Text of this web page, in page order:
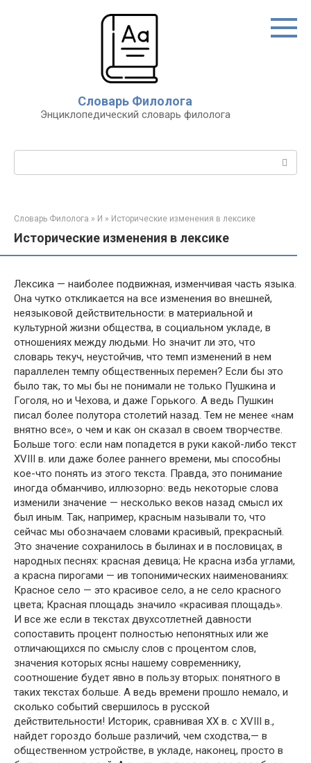
Словарь Филолога
Энциклопедический словарь филолога
Словарь Филолога » И » Исторические изменения в лексике
Исторические изменения в лексике
Лексика — наиболее подвижная, изменчивая часть языка.
Она чутко откликается на все изменения во внешней,
неязыковой действительности: в материальной и
культурной жизни общества, в социальном укладе, в
отношениях между людьми. Но значит ли это, что
словарь текуч, неустойчив, что темп изменений в нем
параллелен темпу общественных перемен? Если бы это
было так, то мы бы не понимали не только Пушкина и
Гоголя, но и Чехова, и даже Горького. А ведь Пушкин
писал более полутора столетий назад. Тем не менее «нам
внятно все», о чем и как он сказал в своем творчестве.
Больше того: если нам попадется в руки какой-либо текст
XVIII в. или даже более раннего времени, мы способны
кое-что понять из этого текста. Правда, это понимание
иногда обманчиво, иллюзорно: ведь некоторые слова
изменили значение — несколько веков назад смысл их
был иным. Так, например, красным называли то, что
сейчас мы обозначаем словами красивый, прекрасный.
Это значение сохранилось в былинах и в пословицах, в
народных песнях: красная девица; Не красна изба углами,
а красна пирогами — ив топонимических наименованиях:
Красное село — это красивое село, а не село красного
цвета; Красная площадь значило «красивая площадь».
И все же если в текстах двухсотлетней давности
сопоставить процент полностью непонятных или же
отличающихся по смыслу слов с процентом слов,
значения которых ясны нашему современнику,
соотношение будет явно в пользу вторых: понятного в
таких текстах больше. А ведь времени прошло немало, и
сколько событий свершилось в русской
действительности! Историк, сравнивая XX в. с XVIII в.,
найдет гороздо больше различий, чем сходства,— в
общественном устройстве, в укладе, наконец, просто в